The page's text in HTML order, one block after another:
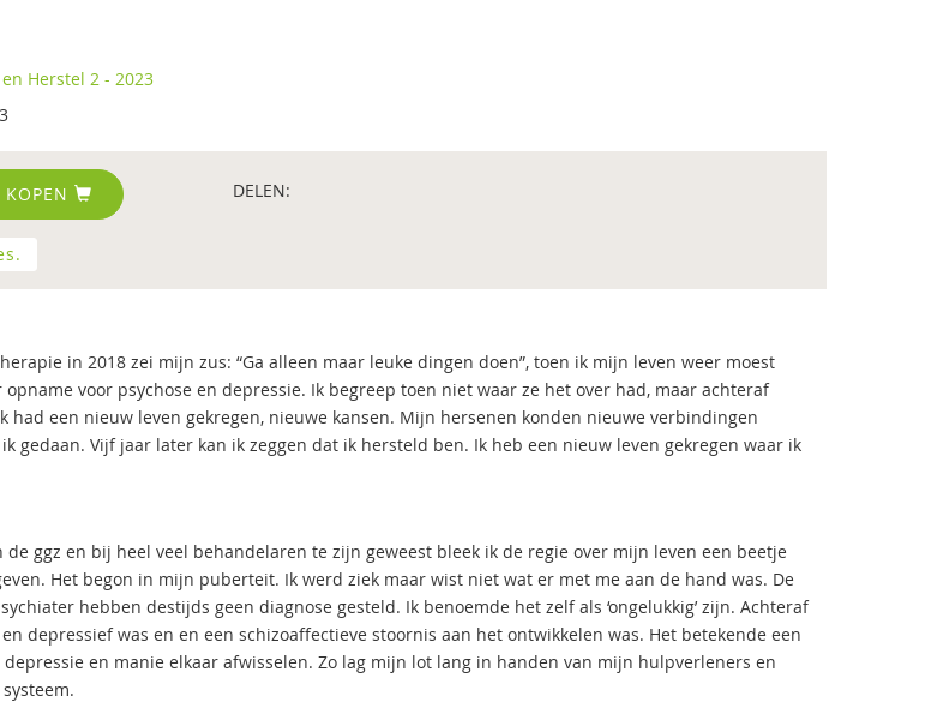
Herstel 2 - 2023
KOPEN DELEN:
in 2018 zei mijn zus: “Ga alleen maar leuke dingen doen”, toen ik mijn leven weer moest
voor psychose en depressie. Ik begreep toen niet waar ze het over had, maar achteraf
had een nieuw leven gekregen, nieuwe kansen. Mijn hersenen konden nieuwe verbindingen
gedaan. Vijf jaar later kan ik zeggen dat ik hersteld ben. Ik heb een nieuw leven gekregen waar ik
ggz en bij heel veel behandelaren te zijn geweest bleek ik de regie over mijn leven een beetje
Het begon in mijn puberteit. Ik werd ziek maar wist niet wat er met me aan de hand was. De
hebben destijds geen diagnose gesteld. Ik benoemde het zelf als ‘ongelukkig’ zijn. Achteraf
depressief was en en een schizoaffectieve stoornis aan het ontwikkelen was. Het betekende een
depressie en manie elkaar afwisselen. Zo lag mijn lot lang in handen van mijn hulpverleners en